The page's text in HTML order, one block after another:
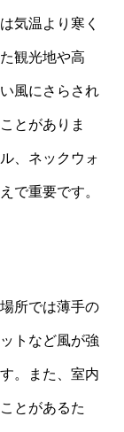
気温より寒く
観光地や高
風にさらされ
とがありま
、ネックウォ
で重要です。
所では薄手の
トなど風が強
。また、室内
とがあるた